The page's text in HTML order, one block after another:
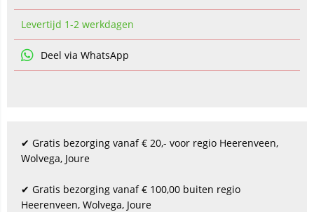
Levertijd 1-2 werkdagen
Deel via WhatsApp
✔ Gratis bezorging vanaf € 20,- voor regio Heerenveen,
Wolvega, Joure
✔ Gratis bezorging vanaf € 100,00 buiten regio
Heerenveen, Wolvega, Joure